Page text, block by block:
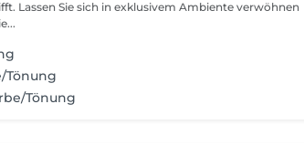
Lassen Sie sich in exklusivem Ambiente verwöhnen
Tönung
Tönung